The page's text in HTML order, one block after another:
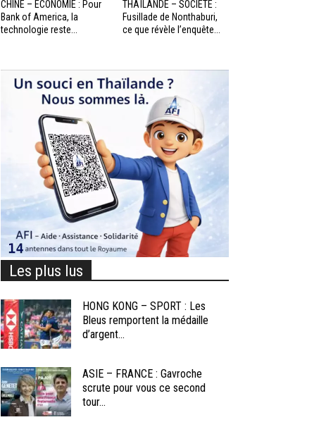
CHINE – ÉCONOMIE : Pour
Bank of America, la
technologie reste...
THAÏLANDE – SOCIÉTÉ :
Fusillade de Nonthaburi,
ce que révèle l’enquête...
Les plus lus
HONG KONG – SPORT : Les
Bleus remportent la médaille
d’argent...
ASIE – FRANCE : Gavroche
scrute pour vous ce second
tour...